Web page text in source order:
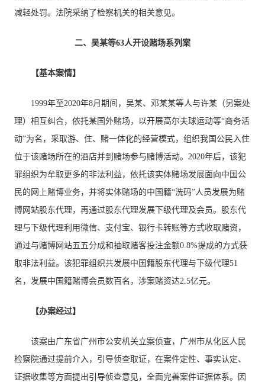
减轻处罚。法院采纳了检察机关的相关意见。
二、吴某等63人开设赌场系列案
【基本案情】
1999年至2020年8月期间，吴某、邓某某等人与许某（另案处
理）相互纠合，依托某国外赌场，以开展高尔夫球运动等“商务活
动”为名，采取游、住、赌一体化的经营模式，组织我国公民入住
位于该赌场所在的酒店并到赌场参与赌博活动。2020年后，该犯
罪组织为牟取更多的非法利益，依托该实体赌场发展面向中国公
民的网上赌博业务，并将实体赌场的中国籍“洗码”人员发展为赌
博网站股东代理，再通过股东代理发展下级代理及会员。股东代
理与下级代理利用微信、支付宝、银行卡转账等方式收取赌资，
通过与赌博网站五五分成和抽取赌客投注金额0.8%提成的方式获
取非法利益。该犯罪组织共发展中国籍股东代理与下级代理51
名，发展中国籍赌博会员数百名，涉案赌资达2.5亿元。
【办案经过】
该案由广东省广州市公安机关立案侦查，广州市从化区人民
检察院通过提前介入，引导侦查取证，在案件定性、事实认定、
证据收集等方面提出引导侦查意见，全面完善案件证据体系。因